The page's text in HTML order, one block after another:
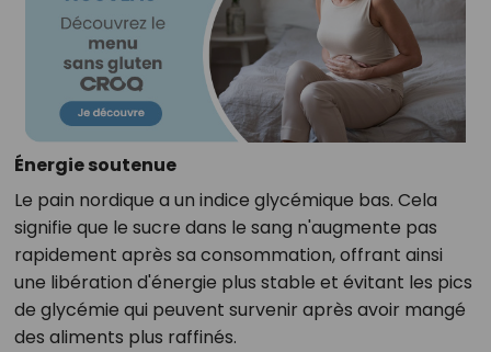
Énergie soutenue
Le pain nordique a un indice glycémique bas. Cela
signifie que le sucre dans le sang n'augmente pas
rapidement après sa consommation, offrant ainsi
une libération d'énergie plus stable et évitant les pics
de glycémie qui peuvent survenir après avoir mangé
des aliments plus raffinés.